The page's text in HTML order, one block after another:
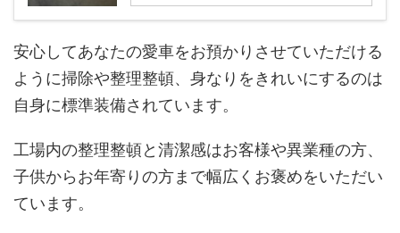
安心してあなたの愛車をお預かりさせていただける
ように掃除や整理整頓、身なりをきれいにするのは
自身に標準装備されています。
工場内の整理整頓と清潔感はお客様や異業種の方、
子供からお年寄りの方まで幅広くお褒めをいただい
ています。